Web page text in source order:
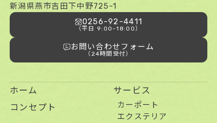
のサービスと連携を許可することにより、当該
他のサービスからご提供いただく情報
ソーシャルネットワーキングサービス等の他の
サービスとの連携を許可した場合には、その許
の情報を当該外部サービスから収集します。
・当該外部サービスでユーザーが利用するID
・その他当該外部サービスのプライバシー設定
新潟県燕市吉田下中野725-1
0256-92-4411
（平日 9:00~18:00）
お問い合わせフォーム
（24時間受付）
ホーム
コンセプト
サービス
カーポート
エクステリア